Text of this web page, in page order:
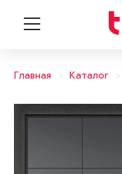
Главная Каталог